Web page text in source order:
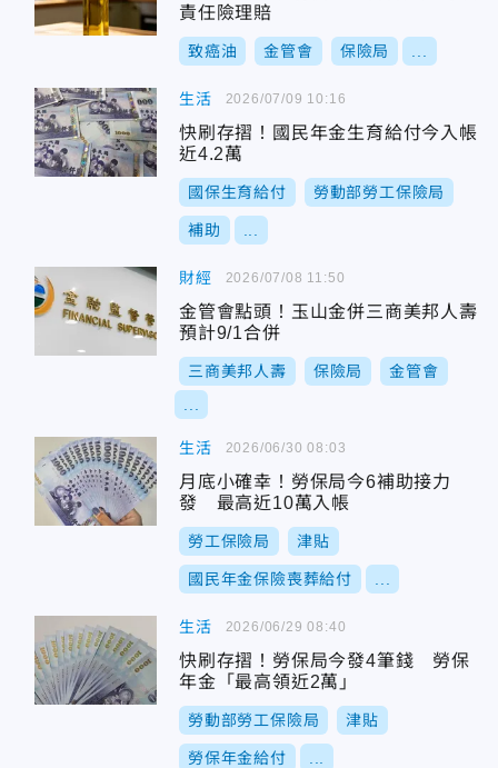
責任險理賠
致癌油 金管會 保險局
生活
快刷存摺！國民年金生育給付今入帳
近4.2萬
國保生育給付 勞動部勞工保險局
補助
2026/07/09 10:16
財經
金管會點頭！玉山金併三商美邦人壽
預計9/1合併
三商美邦人壽 保險局 金管會
2026/07/08 11:50
生活
月底小確幸！勞保局今6補助接力
發 最高近10萬入帳
勞工保險局 津貼
國民年金保險喪葬給付
2026/06/30 08:03
生活
快刷存摺！勞保局今發4筆錢 勞保
年金「最高領近2萬」
勞動部勞工保險局 津貼
勞保年金給付
2026/06/29 08:40